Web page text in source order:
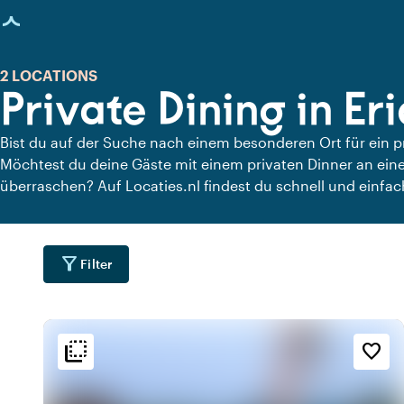
geladen
Private Dining in
2 LOCATIONS
Bist du auf der Suche nach einem besonderen Ort für ein
Möchtest du deine Gäste mit einem privaten Dinner an
überraschen? Auf Locaties.nl findest du schnell und
köstliches privates Dinner an.
filter_alt Filter
flip_to_back favorite_border
flip_to_back Ambiente und Ästhetik
info
Vintage
Erreichbarkeit und Lage
info
Im Park